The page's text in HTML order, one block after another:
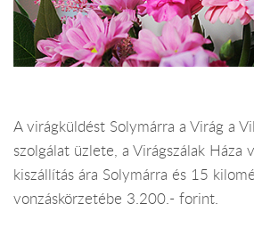
A virágküldést Solymárra a Virág a
szolgálat üzlete, a Virágszálak Háza
kiszállítás ára Solymárra és 15
vonzáskörzetébe 3.200.- forint.